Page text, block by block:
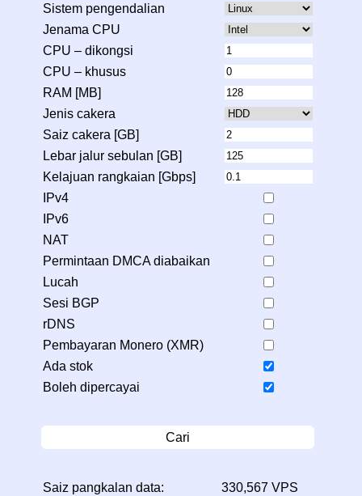
Sistem pengendalian
Jenama CPU
CPU – dikongsi
CPU – khusus
RAM [MB]
Jenis cakera
Saiz cakera [GB]
Lebar jalur sebulan [GB]
Kelajuan rangkaian [Gbps]
IPv4
IPv6
NAT
Permintaan DMCA diabaikan
Lucah
Sesi BGP
rDNS
Pembayaran Monero (XMR)
Ada stok
Boleh dipercayai
Cari
Saiz pangkalan data:
330,567 VPS